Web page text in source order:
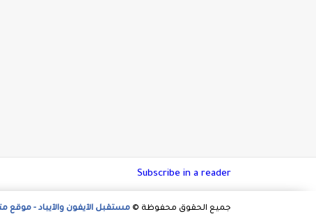
Subscribe in a reader
جميع الحقوق محفوظة © مستقبل الآيفون والآيباد -